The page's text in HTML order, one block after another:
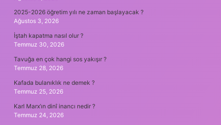
2025-2026 öğretim yılı ne zaman başlayacak ?
Ağustos 3, 2026
İştah kapatma nasıl olur ?
Temmuz 30, 2026
Tavuğa en çok hangi sos yakışır ?
Temmuz 28, 2026
Kafada bulanıklık ne demek ?
Temmuz 25, 2026
Karl Marx’ın dinî inancı nedir ?
Temmuz 24, 2026